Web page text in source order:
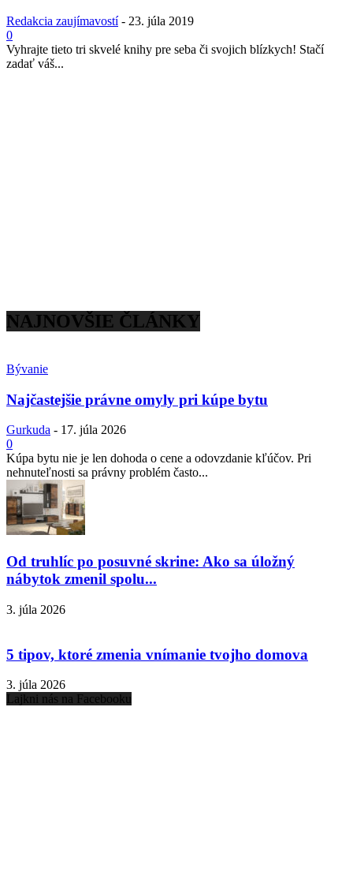
Redakcia zaujímavostí - 23. júla 2019
0
Vyhrajte tieto tri skvelé knihy pre seba či svojich blízkych! Stačí
zadať váš...
NAJNOVŠIE ČLÁNKY
Bývanie
Najčastejšie právne omyly pri kúpe bytu
Gurkuda - 17. júla 2026
0
Kúpa bytu nie je len dohoda o cene a odovzdanie kľúčov. Pri
nehnuteľnosti sa právny problém často...
Od truhlíc po posuvné skrine: Ako sa úložný
nábytok zmenil spolu...
3. júla 2026
5 tipov, ktoré zmenia vnímanie tvojho domova
3. júla 2026
Lajkni nás na Facebooku